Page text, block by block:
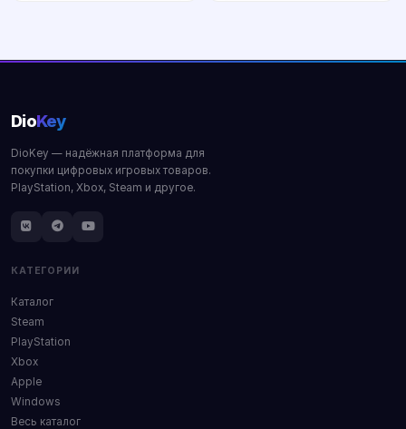
DioKey
DioKey — надёжная платформа для
покупки цифровых игровых товаров.
PlayStation, Xbox, Steam и другое.
КАТЕГОРИИ
Каталог
Steam
PlayStation
Xbox
Apple
Windows
Весь каталог